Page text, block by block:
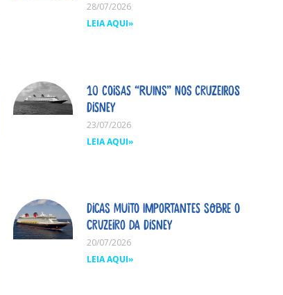
28/07/2026
LEIA AQUI»
10 coisas “ruins” nos cruzeiros
Disney
23/07/2026
LEIA AQUI»
Dicas MUITO importantes sobre o
cruzeiro da Disney
20/07/2026
LEIA AQUI»